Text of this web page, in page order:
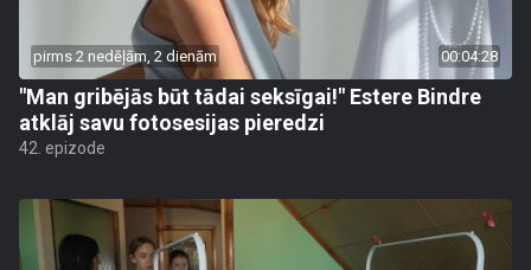
pirms 2 nedēļām, 2 dienām 00:04:28
"Man gribējās būt tādai seksīgai!" Estere Bindre
atklāj savu fotosesijas pieredzi
42. epizode